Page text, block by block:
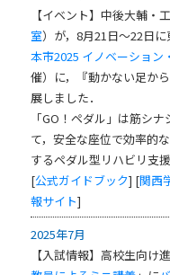
【イベント】中後大輔・
室）が，8月21日～22日
本市2025 イノベーション
催）に，『動かない足か
展しました．
「GO！ペダル」は筋シ
て，安全な座位で効率的
するペダル型リハビリ支
[公式ガイドブック] [関西
報サイト]
2025年7月
【入試情報】高校生向